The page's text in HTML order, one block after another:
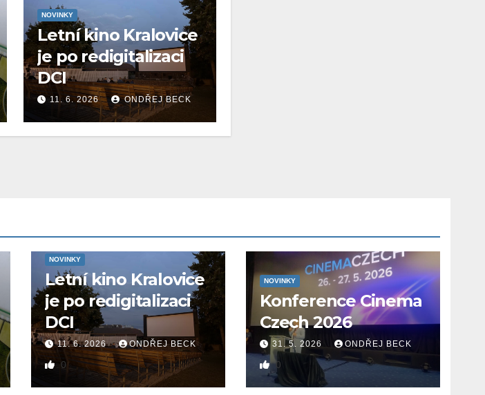
NOVINKY
Letní kino Kralovice
je po redigitalizaci
DCI
11. 6. 2026 ONDŘEJ BECK
NOVINKY
Letní kino Kralovice
je po redigitalizaci
DCI
11. 6. 2026 ONDŘEJ BECK
0
NOVINKY
Konference Cinema
Czech 2026
31. 5. 2026 ONDŘEJ BECK
0